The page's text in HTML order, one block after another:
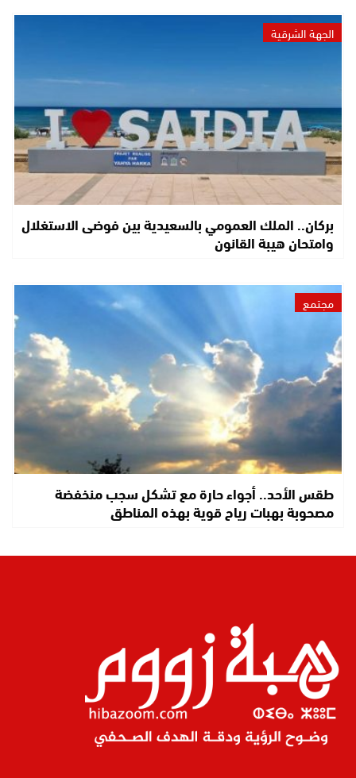
الجهة الشرقية
بركان.. الملك العمومي بالسعيدية بين فوضى الاستغلال
وامتحان هيبة القانون
مجتمع
طقس الأحد.. أجواء حارة مع تشكل سجب منخفضة
مصحوبة بهبات رياح قوية بهذه المناطق